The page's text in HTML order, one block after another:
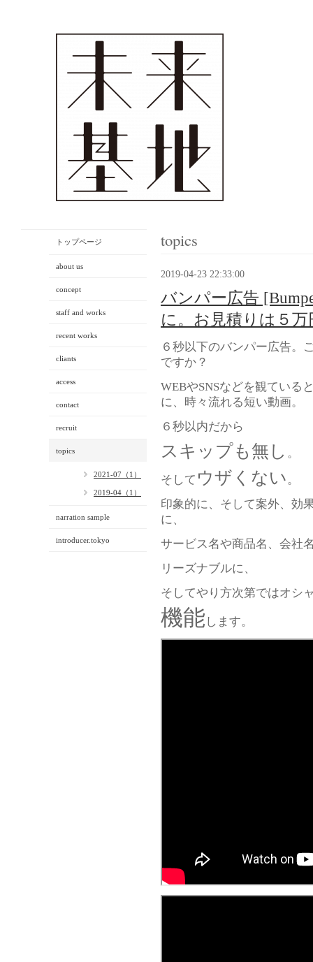
topics
2019-04-23 22:33:00
バンパー広告
に。お見積りは５
６秒以下のバンパー広告。
ですか？
WEBやSNSなどを観ている
に、時々流れる短い動画。
６秒以内だから
スキップも無し 。
そして ウザくない。
印象的に、そして案外、効
に、
サービス名や商品名、会社
リーズナブルに、
そしてやり方次第ではオシ
機能 します。
トップページ
about us
concept
staff and works
recent works
cliants
access
contact
recruit
topics
2021-07（1）
2019-04（1）
narration sample
introducer.tokyo